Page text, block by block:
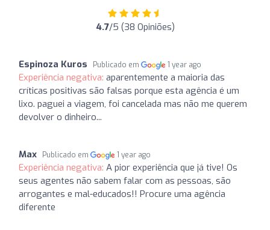
4.7/5 (38 Opiniões)
Espinoza Kuros Publicado em 1 year ago
Experiência negativa: aparentemente a maioria das
críticas positivas são falsas porque esta agência é um
lixo. paguei a viagem, foi cancelada mas não me querem
devolver o dinheiro...
Max Publicado em 1 year ago
Experiência negativa: A pior experiência que já tive! Os
seus agentes não sabem falar com as pessoas, são
arrogantes e mal-educados!! Procure uma agência
diferente